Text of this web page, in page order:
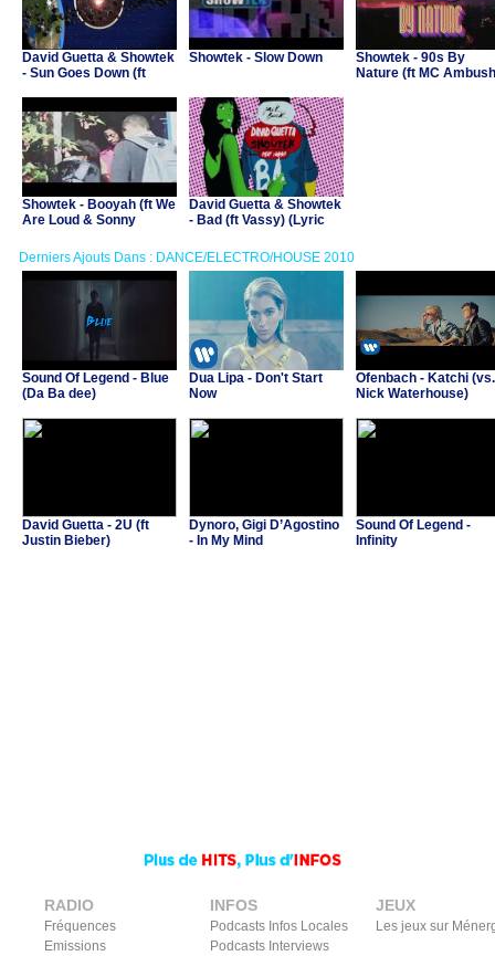
David Guetta & Showtek
- Sun Goes Down (ft
Showtek - Slow Down
Showtek - 90s By
Nature (ft MC
Showtek - Booyah (ft We
Are Loud & Sonny
David Guetta & Showtek
- Bad (ft Vassy) (Lyric
Derniers Ajouts Dans : DANCE/ELECTRO/HOUSE 2010
Sound Of Legend - Blue
(Da Ba dee)
Dua Lipa - Don't Start
Now
Ofenbach - Katchi (vs.
Nick Waterhouse)
David Guetta - 2U (ft
Justin Bieber)
Dynoro, Gigi D’Agostino
- In My Mind
Sound Of Legend -
Infinity
RADIO
Fréquences
Emissions
INFOS
Podcasts Infos Locales
Podcasts Interviews
JEUX
Les jeux sur